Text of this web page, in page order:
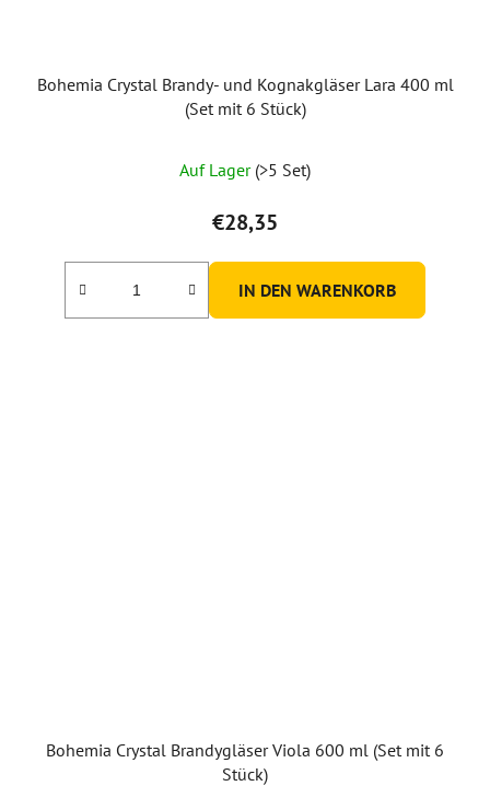
Bohemia Crystal Brandy- und Kognakgläser Lara 400 ml
(Set mit 6 Stück)
Auf Lager (>5 Set)
€28,35
IN DEN WARENKORB
Bohemia Crystal Brandygläser Viola 600 ml (Set mit 6
Stück)